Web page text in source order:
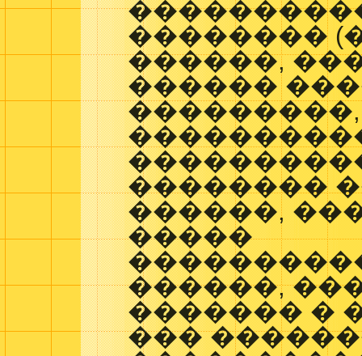
��������
������,
������
���������,
��������
������,
�����
������,
������� �
���